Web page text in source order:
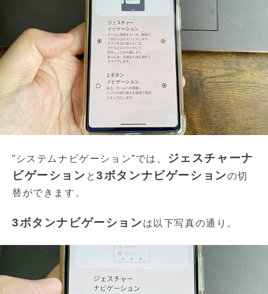
”システムナビゲーション”では、
ジェスチャーナ
ビゲーション と3ボタンナビゲーションの切
替ができます。
3ボタンナビゲーション は以下写真の通り。